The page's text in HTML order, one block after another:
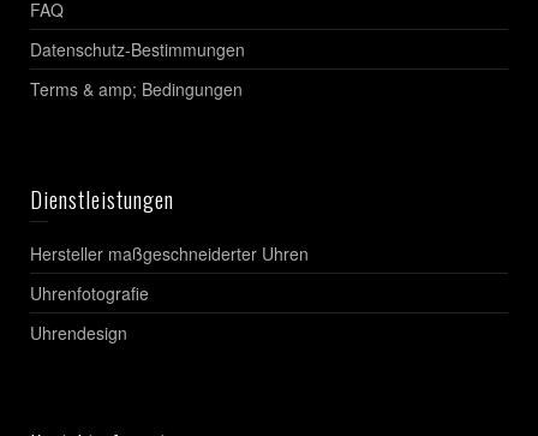
FAQ
Datenschutz-Bestimmungen
Terms & amp; Bedingungen
Dienstleistungen
Hersteller maßgeschneiderter Uhren
Uhrenfotografie
Uhrendesign